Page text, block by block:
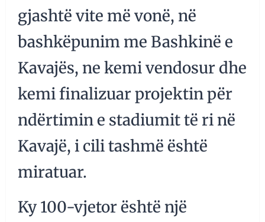
gjashtë vite më vonë, në
bashkëpunim me Bashkinë e
Kavajës, ne kemi vendosur dhe
kemi finalizuar projektin për
ndërtimin e stadiumit të ri në
Kavajë, i cili tashmë është
miratuar.
Ky 100-vjetor është një